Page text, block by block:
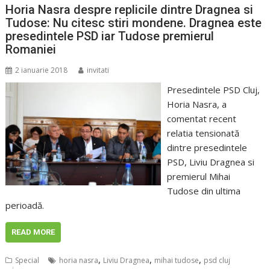
Horia Nasra despre replicile dintre Dragnea si
Tudose: Nu citesc stiri mondene. Dragnea este
presedintele PSD iar Tudose premierul
Romaniei
2 ianuarie 2018 invitati
Presedintele PSD Cluj,
Horia Nasra, a
comentat recent
relatia tensionată
dintre presedintele
PSD, Liviu Dragnea si
premierul Mihai
Tudose din ultima
perioadă.
READ MORE
Special horia nasra, Liviu Dragnea, mihai tudose, psd cluj